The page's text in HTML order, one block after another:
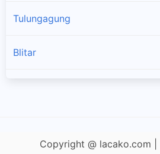
Tulungagung
Blitar
Copyright @ lacako.com |